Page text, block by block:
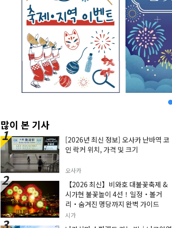
많이 본 기사
[2026년 최신 정보] 오사카 난바역 코
인 락커 위치, 가격 및 크기
오사카
【2026 최신】비와호 대불꽃축제 &
시가현 불꽃놀이 4선！일정・볼거
리・숨겨진 명당까지 완벽 가이드
시가